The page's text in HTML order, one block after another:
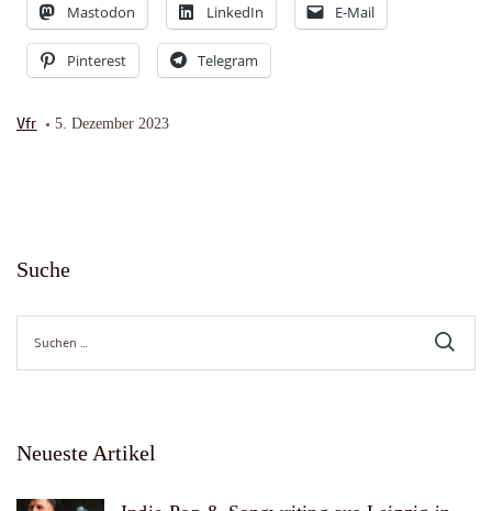
Mastodon LinkedIn E-Mail
Pinterest Telegram
Vfr 5. Dezember 2023
Suche
Suche
nach:
Neueste Artikel